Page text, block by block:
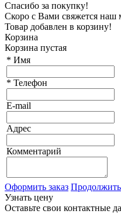
Спасибо за покупку!
Скоро с Вами свяжется наш
Товар добавлен в корзину!
Корзина
Корзина пустая
* Имя
* Телефон
E-mail
Адрес
Комментарий
Оформить заказ
Узнать цену
Оставьте свои контактные